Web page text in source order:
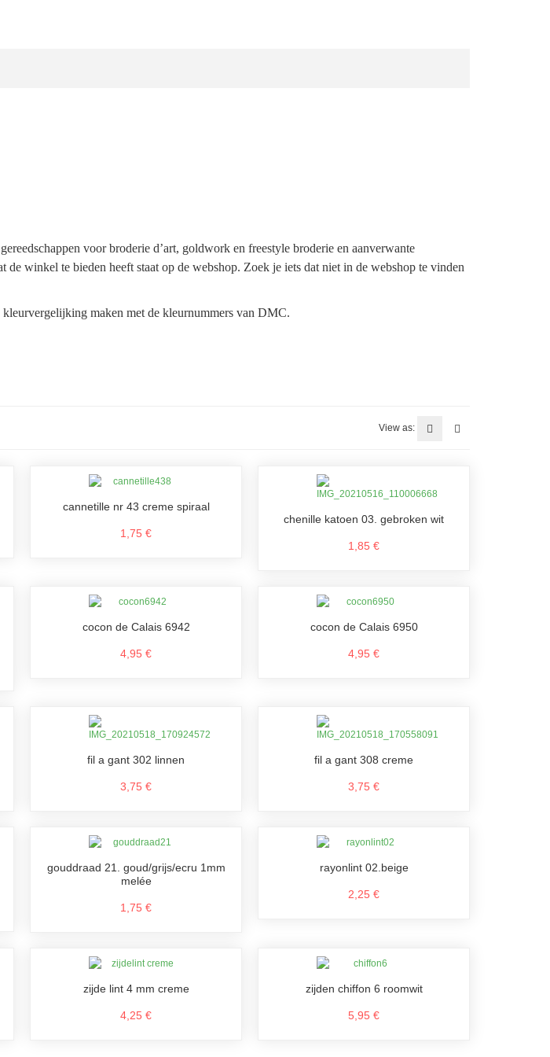
voor broderie d’art, goldwork en freestyle broderie en aanverwante
winkel te bieden heeft staat op de webshop. Zoek je iets dat niet in de webshop te vinden
maken met de kleurnummers van DMC.
View as:
cannetille nr 43 creme spiraal
1,75 €
chenille katoen 03. gebroken wit
1,85 €
cocon de Calais 6942
4,95 €
cocon de Calais 6950
4,95 €
fil a gant 302 linnen
3,75 €
fil a gant 308 creme
3,75 €
gouddraad 21. goud/grijs/ecru 1mm
melée
1,75 €
rayonlint 02.beige
2,25 €
zijde lint 4 mm creme
4,25 €
zijden chiffon 6 roomwit
5,95 €